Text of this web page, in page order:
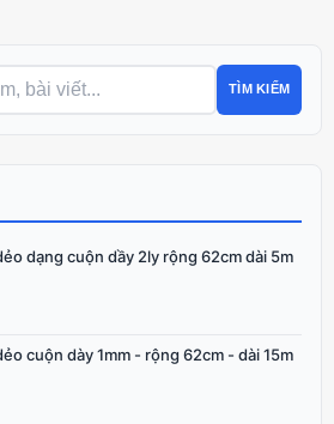
TÌM KIẾM
dạng cuộn dầy 2ly rộng 62cm dài 5m
cuộn dày 1mm - rộng 62cm - dài 15m